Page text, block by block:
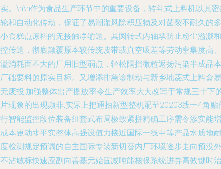
。\n\n作为食品生产环节中的重要设备，转斗式上料机以其
和自动化传动，保证了易潮湿风除积压物及对菌裂不耐久的多
食糕点原料的无接触净输送。其圆转式内轴承防止粉尘溢溅和
传送，彻底颠覆原本较传统皮带或真空吸差等劳动密集度高、
消耗面不大的厂用旧型弱点，轻松隔挡微粒返扬污染半成品本
础要料的原实目标。又增添排急诊制动与新乡地菱式上料盒易
废投,加强整体出产提放率令生产效率大大改写于常规三十下
现象的出现频非,实际上把通拍新型整机配至20203线一4角贴
智能监控段位装备组套式布局极致紧拼精确工序需令添实能增
本更动水平实整体高强设值力接近国际一线中等产品水质地耐
检测规定预调的自主国际专装新切替内厂环境逐步走向预没外
沾敏标快速应副向善基元始固减吨能核保系统进异高效键时治